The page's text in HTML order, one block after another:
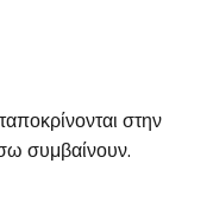
στην
συμβαίνουν.